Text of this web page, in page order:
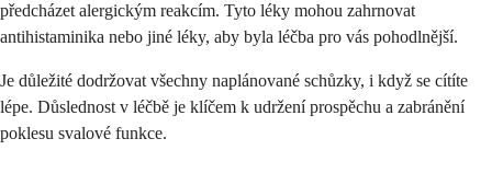
předcházet alergickým reakcím. Tyto léky mohou zahrnovat
antihistaminika nebo jiné léky, aby byla léčba pro vás pohodlnější.
Je důležité dodržovat všechny naplánované schůzky, i když se cítíte
lépe. Důslednost v léčbě je klíčem k udržení prospěchu a zabránění
poklesu svalové funkce.